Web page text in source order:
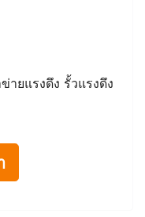
ายแรงดึง รั้วแรงดึง